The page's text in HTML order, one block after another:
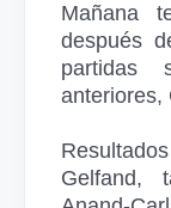
Mañana
después
partidas
anteriores,
Gelfand,